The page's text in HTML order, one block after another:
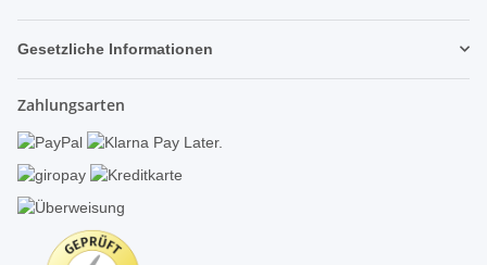
Gesetzliche Informationen
Zahlungsarten